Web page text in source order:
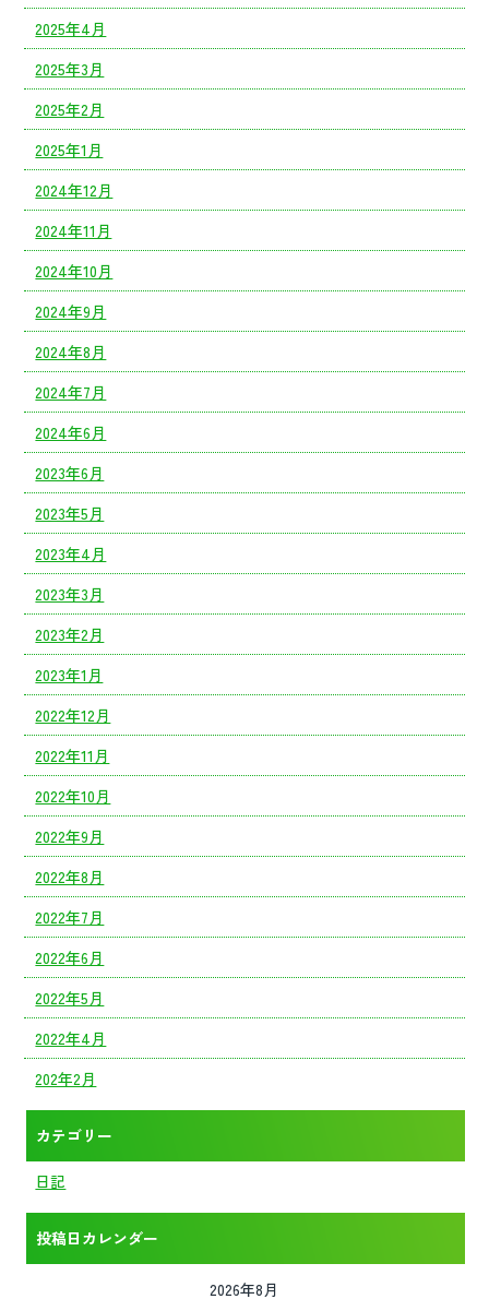
2025年4月
2025年3月
2025年2月
2025年1月
2024年12月
2024年11月
2024年10月
2024年9月
2024年8月
2024年7月
2024年6月
2023年6月
2023年5月
2023年4月
2023年3月
2023年2月
2023年1月
2022年12月
2022年11月
2022年10月
2022年9月
2022年8月
2022年7月
2022年6月
2022年5月
2022年4月
202年2月
カテゴリー
日記
投稿日カレンダー
2026年8月